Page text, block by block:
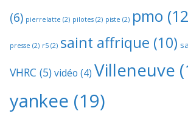
(6) pierrelatte (2) pilotes (2) piste (2) pmo
presse (2) r5 (2) saint affrique (10)
VHRC (5)vidéo (4) Villeneuve
yankee (19)